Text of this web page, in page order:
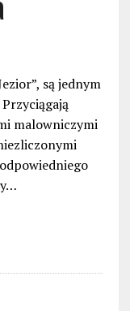
są jednym
malowniczymi